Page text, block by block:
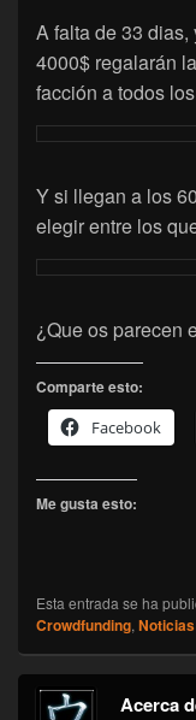
A falta de 33
4000$ regalarán
facción a todos
Y si llegan a los
elegir entre los
¿Que os parecen
Comparte esto:
Facebook
Me gusta esto:
Esta entrada se ha
Crowdfunding, Noticias
Acerca